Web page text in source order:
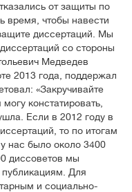
от защиты по
время, чтобы навести
диссертаций. Мы
со стороны
Медведев
2013 года, поддержал
«Закручивайте
констатировать,
Если в 2012 году в
то по итогам
нас было около 3400
диссоветов мы
публикациям. Для
и социально-